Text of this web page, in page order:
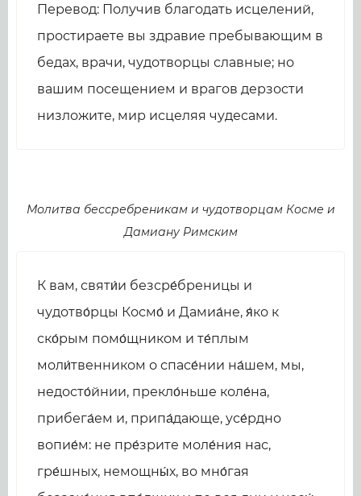
Перевод: Получив благодать исцелений,
простираете вы здравие пребывающим в
бедах, врачи, чудотворцы славные; но
вашим посещением и врагов дерзости
низложите, мир исцеляя чудесами.
Молитва бессребреникам и чудотворцам Косме и
Дамиану Римским
К вам, святи́и безсре́бреницы и
чудотво́рцы Космо́ и Дамиа́не, я́ко к
ско́рым помо́щником и те́плым
моли́твенником о спасе́нии на́шем, мы,
недосто́йнии, прекло́ньше коле́на,
прибега́ем и, припа́дающе, усе́рдно
вопие́м: не пре́зрите моле́ния нас,
гре́шных, немощны́х, во мно́гая